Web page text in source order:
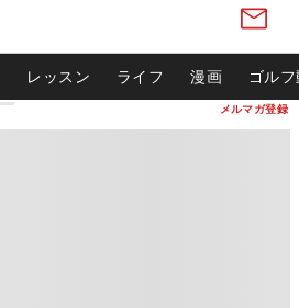
メルマガ登録
レッスン ライフ 漫画 ゴル